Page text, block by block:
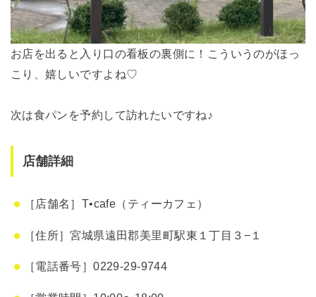
お店を出ると入り口の看板の裏側に！こういうのがほっ
こり、嬉しいですよね♡
次は食パンを予約して訪れたいですね♪
店舗詳細
［店舗名］T•cafe（ティーカフェ）
［住所］宮城県遠田郡美里町駅東１丁目３−１
［電話番号］0229-29-9744